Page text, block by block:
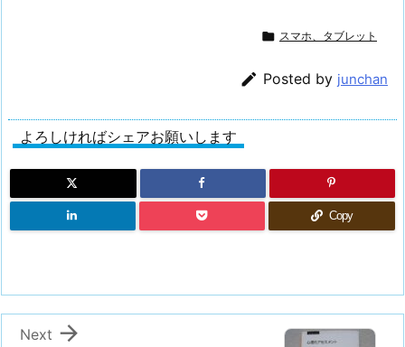
 スマホ、タブレット
 Posted by junchan
よろしければシェアお願いします
Copy

Next